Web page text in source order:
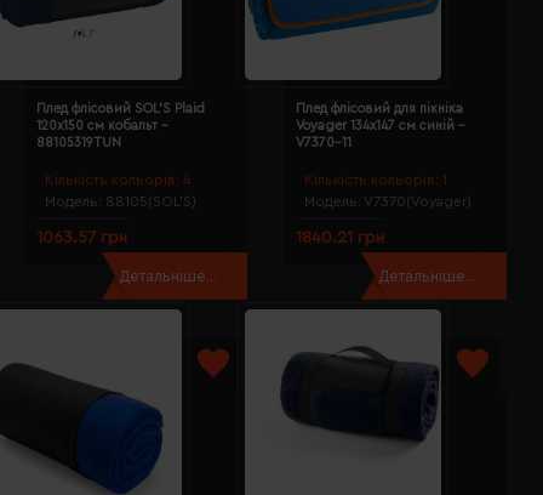
Кількість кольорів: 4
Модель: 88105(SOL’S)
Плед флісовий SOL'S Plaid
120х150 см кобальт -
88105319TUN
1063.57 грн
Детальніше...
Кількість кольорів: 1
Модель: V7370(Voyager)
Плед флісовий для пікніка
Voyager 134х147 см синій -
V7370-11
1840.21 грн
Детальніше...